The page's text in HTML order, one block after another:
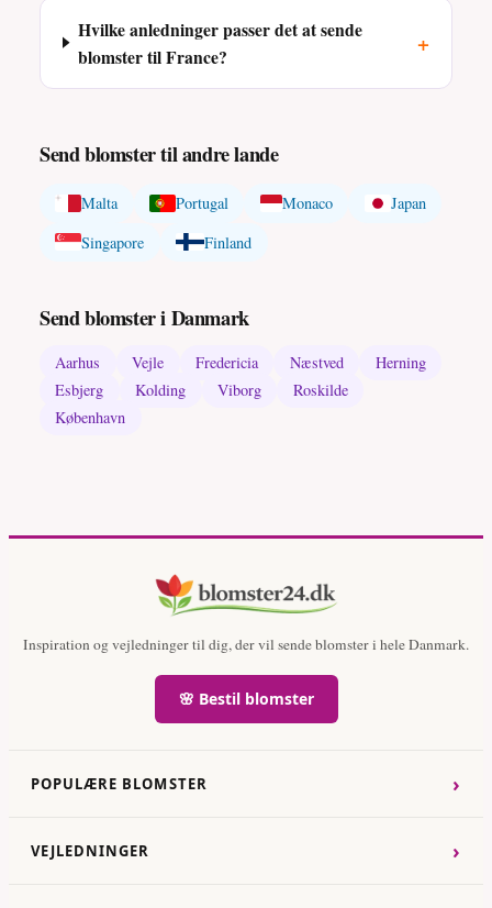
Hvilke anledninger passer det at sende
blomster til France?
+
Send blomster til andre lande
Malta Portugal Monaco
Japan
Singapore
Finland
Send blomster i Danmark
Aarhus Vejle Fredericia Næstved
Herning
Esbjerg
Kolding Viborg
Roskilde
København
Inspiration og vejledninger til dig, der vil sende blomster i hele Danmark.
🌸 Bestil blomster
POPULÆRE BLOMSTER ›
VEJLEDNINGER ›